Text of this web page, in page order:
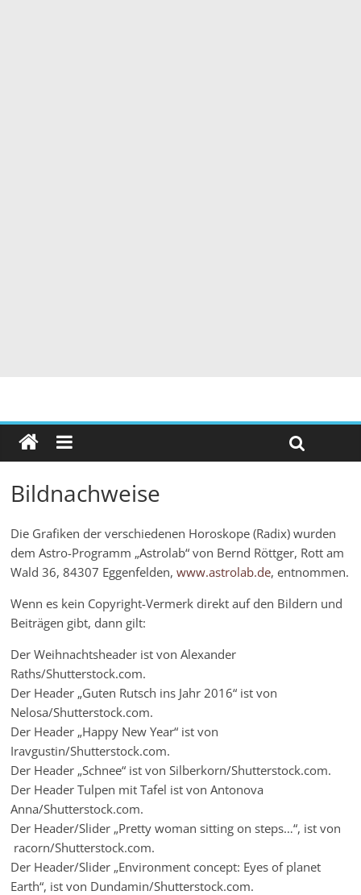
Bildnachweise
Die Grafiken der verschiedenen Horoskope (Radix) wurden
dem Astro-Programm „Astrolab“ von Bernd Röttger, Rott am
Wald 36, 84307 Eggenfelden,www.astrolab.de, entnommen.
Wenn es kein Copyright-Vermerk direkt auf den Bildern und
Beiträgen gibt, dann gilt:
Der Weihnachtsheader ist von Alexander
Raths/Shutterstock.com.
Der Header „Guten Rutsch ins Jahr 2016“ ist von
Nelosa/Shutterstock.com.
Der Header „Happy New Year“ ist von
Iravgustin/Shutterstock.com.
Der Header „Schnee“ ist von Silberkorn/Shutterstock.com.
Der Header Tulpen mit Tafel ist von Antonova
Anna/Shutterstock.com.
Der Header/Slider „Pretty woman sitting on steps…“, ist von
racorn/Shutterstock.com.
Der Header/Slider „Environment concept: Eyes of planet
Earth“, ist von Dundamin/Shutterstock.com.